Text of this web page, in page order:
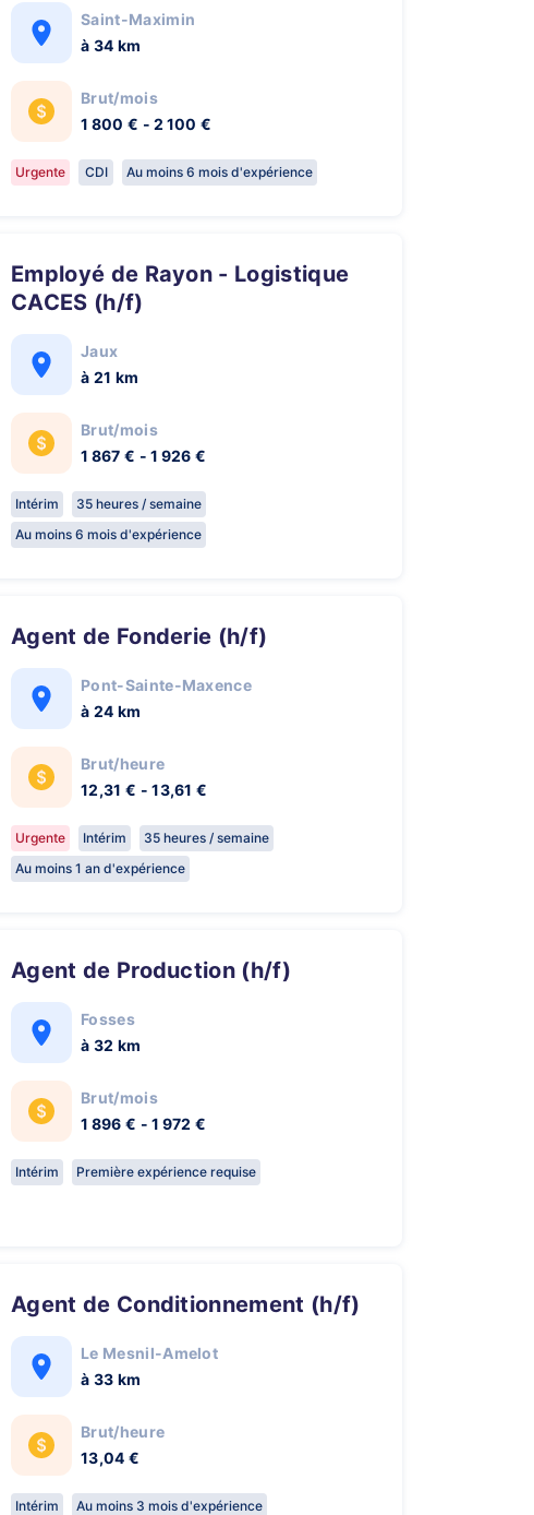
Saint-Maximin
à 34 km
Brut/mois
1 800 € - 2 100 €
Urgente CDI Au moins 6 mois d'expérience
Employé de Rayon - Logistique
CACES (h/f)
Jaux
à 21 km
Brut/mois
1 867 € - 1 926 €
Intérim
35 heures / semaine
Au moins 6 mois d'expérience
Agent de Fonderie (h/f)
Pont-Sainte-Maxence
à 24 km
Brut/heure
12,31 € - 13,61 €
Urgente Intérim
35 heures / semaine
Au moins 1 an d'expérience
Agent de Production (h/f)
Fosses
à 32 km
Brut/mois
1 896 € - 1 972 €
Intérim Première expérience requise
Agent de Conditionnement (h/f)
Le Mesnil-Amelot
à 33 km
Brut/heure
13,04 €
Intérim Au moins 3 mois d'expérience